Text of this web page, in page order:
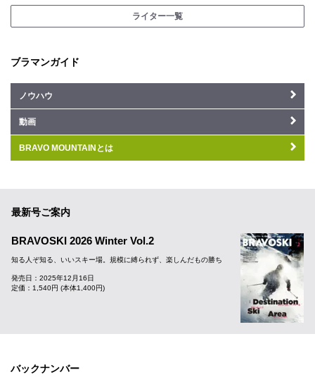
ライター一覧
ブラマンガイド
ノウハウ
動画
BRAVO MOUNTAINとは
最新号ご案内
BRAVOSKI 2026 Winter Vol.2
知る人ぞ知る、いいスキー場。規模に縛られず、楽しんだもの勝ち
発売日：2025年12月16日
定価：1,540円 (本体1,400円)
バックナンバー